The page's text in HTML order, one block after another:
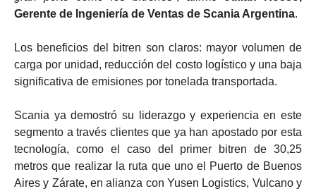
Gerente de Ingeniería de Ventas de Scania Argentina.
Los beneficios del bitren son claros: mayor volumen de
carga por unidad, reducción del costo logístico y una baja
significativa de emisiones por tonelada transportada.
Scania ya demostró su liderazgo y experiencia en este
segmento a través clientes que ya han apostado por esta
tecnología, como el caso del primer bitren de 30,25
metros que realizar la ruta que uno el Puerto de Buenos
Aires y Zárate, en alianza con Yusen Logistics, Vulcano y